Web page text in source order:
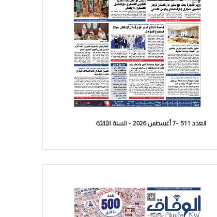
العدد 511 -7 أغسطس 2026 - السنة الثالثة